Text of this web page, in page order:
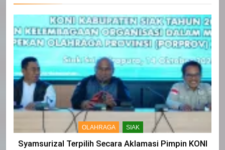
OLAHRAGA SIAK
Syamsurizal Terpilih Secara Aklamasi Pimpin KONI